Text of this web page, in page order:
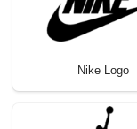
Nike Logo